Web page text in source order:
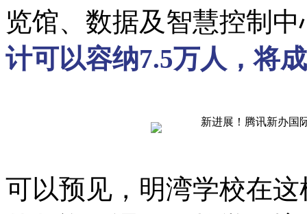
览馆、数据及智慧控制
计可以容纳7.5万人，将
可以预见，明湾学校在